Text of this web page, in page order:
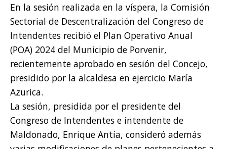
En la sesión realizada en la víspera, la Comisión
Sectorial de Descentralización del Congreso de
Intendentes recibió el Plan Operativo Anual
(POA) 2024 del Municipio de Porvenir,
recientemente aprobado en sesión del Concejo,
presidido por la alcaldesa en ejercicio María
Azurica.
La sesión, presidida por el presidente del
Congreso de Intendentes e intendente de
Maldonado, Enrique Antía, consideró además